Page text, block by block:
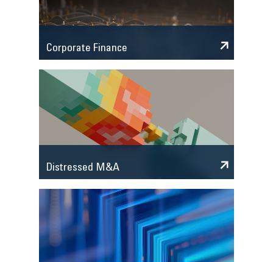
Corporate Finance
Distressed M&A